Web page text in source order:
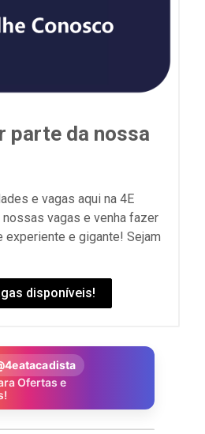
parte da nossa
e vagas aqui na 4E
vagas e venha fazer
experiente e gigante! Sejam
disponíveis!
Ofertas e